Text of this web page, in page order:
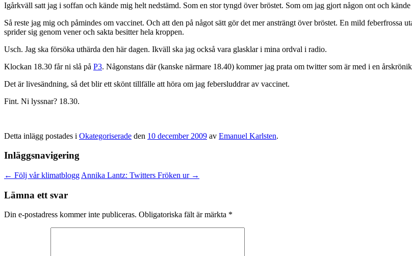
Igårkväll satt jag i soffan och kände mig helt nedstämd. Som en stor tyngd över bröstet. Som om jag gjort någon ont och
Så reste jag mig och påmindes om vaccinet. Och att den på något sätt gör det mer ansträngt över bröstet. En mild feberfrossa
sprider sig genom vener och sakta besitter hela kroppen.
Usch. Jag ska försöka uthärda den här dagen. Ikväll ska jag också vara glasklar i mina ordval i radio.
Klockan 18.30 får ni slå på P3. Någonstans där (kanske närmare 18.40) kommer jag prata om twitter som är med i en
Det är livesändning, så det blir ett skönt tillfälle att höra om jag febersluddrar av vaccinet.
Fint. Ni lyssnar? 18.30.
Detta inlägg postades i Okategoriserade den 10 december 2009 av Emanuel Karlsten.
Inläggsnavigering
← Följ vår klimatblogg Annika Lantz: Twitters Fröken ur →
Lämna ett svar
Din e-postadress kommer inte publiceras. Obligatoriska fält är märkta *